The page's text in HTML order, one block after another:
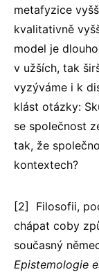
metafyzice
kvalitativně
model je
v užších, tak
vyzýváme i k
klást otázky:
se společnost
tak, že
kontextech?
[2] Filosofii,
chápat coby
současný
Epistemologie